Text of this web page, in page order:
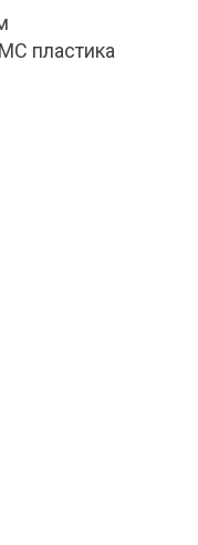
пластика